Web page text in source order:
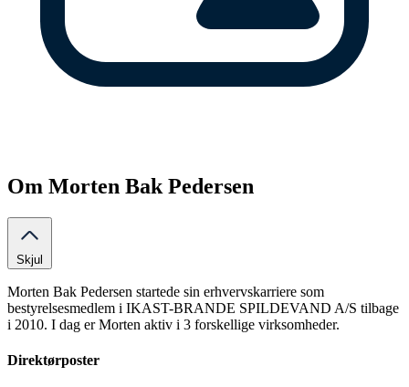
Om Morten Bak Pedersen
Skjul
Morten Bak Pedersen startede sin erhvervskarriere som
bestyrelsesmedlem i IKAST-BRANDE SPILDEVAND A/S tilbage
i 2010. I dag er Morten aktiv i 3 forskellige virksomheder.
Direktørposter